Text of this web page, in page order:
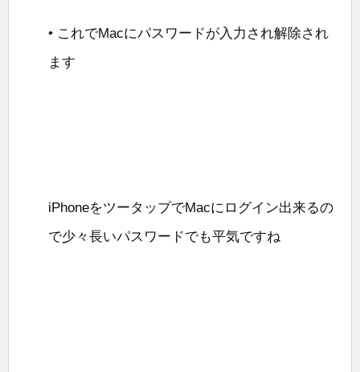
• これでMacにパスワードが入力され解除され
ます
iPhoneをツータップでMacにログイン出来るの
で少々長いパスワードでも平気ですね